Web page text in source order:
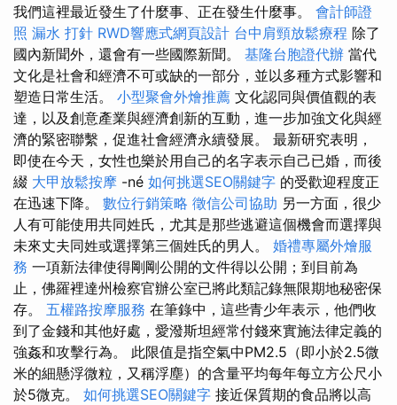
我們這裡最近發生了什麼事、正在發生什麼事。 會計師證
照 漏水 打針 RWD響應式網頁設計 台中肩頸放鬆療程 除了
國內新聞外，還會有一些國際新聞。 基隆台胞證代辦 當代
文化是社會和經濟不可或缺的一部分，並以多種方式影響和
塑造日常生活。 小型聚會外燴推薦 文化認同與價值觀的表
達，以及創意產業與經濟創新的互動，進一步加強文化與經
濟的緊密聯繫，促進社會經濟永續發展。 最新研究表明，
即使在今天，女性也樂於用自己的名字表示自己已婚，而後
綴 大甲放鬆按摩 -né 如何挑選SEO關鍵字 的受歡迎程度正
在迅速下降。 數位行銷策略 徵信公司協助 另一方面，很少
人有可能使用共同姓氏，尤其是那些逃避這個機會而選擇與
未來丈夫同姓或選擇第三個姓氏的男人。 婚禮專屬外燴服
務 一項新法律使得剛剛公開的文件得以公開；到目前為
止，佛羅裡達州檢察官辦公室已將此類記錄無限期地秘密保
存。 五權路按摩服務 在筆錄中，這些青少年表示，他們收
到了金錢和其他好處，愛潑斯坦經常付錢來實施法律定義的
強姦和攻擊行為。 此限值是指空氣中PM2.5（即小於2.5微
米的細懸浮微粒，又稱浮塵）的含量平均每年每立方公尺小
於5微克。 如何挑選SEO關鍵字 接近保質期的食品將以高